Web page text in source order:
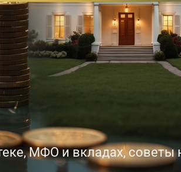
МФО и вкладах, советы